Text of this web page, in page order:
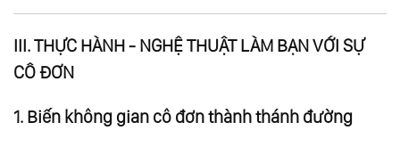
85.Giải Ngộ 52: Tình Yêu - Là Để Cho Người
Khác Được Là Chính Họ
86.Giải Ngộ 53: Hành Trình Tiến Hóa Của Trái
Tim
Giải Ngộ 54: Sống Thuận Tự Nhiên
III. THỰC HÀNH - NGHỆ THUẬT LÀM BẠN VỚI SỰ
CÔ ĐƠN
1. Biến không gian cô đơn thành thánh đường